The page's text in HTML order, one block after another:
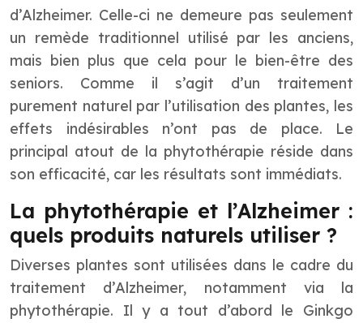
d’Alzheimer. Celle-ci ne demeure pas seulement
un remède traditionnel utilisé par les anciens,
mais bien plus que cela pour le bien-être des
seniors. Comme il s’agit d’un traitement
purement naturel par l’utilisation des plantes, les
effets indésirables n’ont pas de place. Le
principal atout de la phytothérapie réside dans
son efficacité, car les résultats sont immédiats.
La phytothérapie et l’Alzheimer :
quels produits naturels utiliser ?
Diverses plantes sont utilisées dans le cadre du
traitement d’Alzheimer, notamment via la
phytothérapie. Il y a tout d’abord le Ginkgo